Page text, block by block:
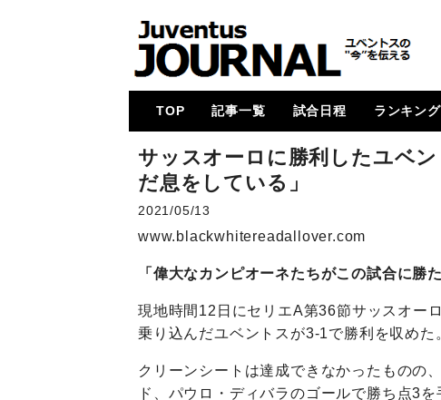
TOP 記事一覧
メイン
コラム
メルカート
試合レビュー
招集メンバー
U23・下部組織・
Women
カルチョ全般
試合日程
2017-18
2018-19
2019-20
2020-21
2021-22
2022-23
2023-24
2024-25
ランキン
各国順位表
次節 日程一
ゴールラン
サッスオーロに勝利したユベ
だ息をしている」
2021/05/13
www.blackwhitereadallover.com
「偉大なカンピオーネたちがこの試合に勝
現地時間12日にセリエA第36節サッスオー
乗り込んだユベントスが3-1で勝利を収めた
クリーンシートは達成できなかったものの
ド、パウロ・ディバラのゴールで勝ち点3を